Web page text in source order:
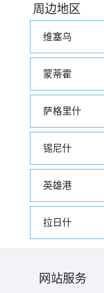
周边地区
维塞乌
蒙蒂霍
萨格里什
锡尼什
英雄港
拉日什
网站服务